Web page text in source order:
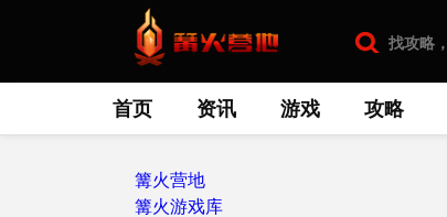
首页 资讯 游戏 攻略
篝火营地
篝火游戏库